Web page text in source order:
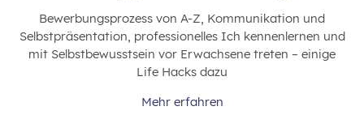
Bewerbungsprozess von A-Z, Kommunikation und
Selbstpräsentation, professionelles Ich kennenlernen und
mit Selbstbewusstsein vor Erwachsene treten – einige
Life Hacks dazu
Mehr erfahren